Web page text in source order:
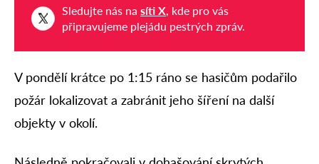
Sledujte nás na síti X, kde pro vás
připravujeme plejádu pestrých zpráv.
V pondělí krátce po 1:15 ráno se hasičům podařilo
požár lokalizovat a zabránit jeho šíření na další
objekty v okolí.